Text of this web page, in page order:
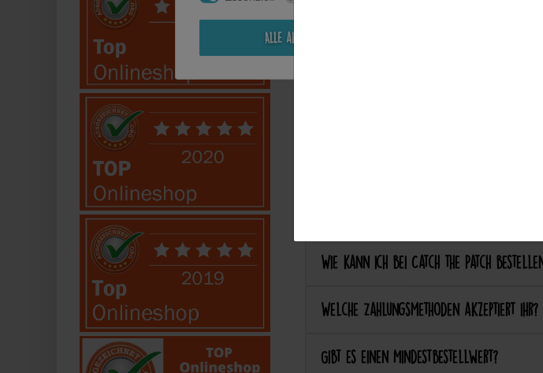
Wie kann ich bei Catch the Patch
Welche Zahlungsmethoden akzeptiert ihr?
Gibt es einen Mindestbestellwert?
Alle akzeptieren